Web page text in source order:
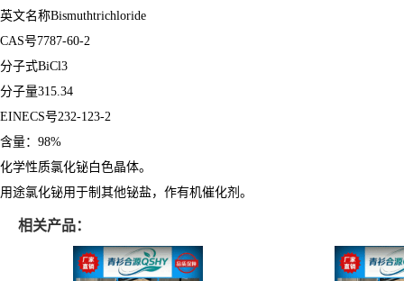
英文名称Bismuthtrichloride
CAS号7787-60-2
分子式BiCl3
分子量315.34
EINECS号232-123-2
含量：98%
化学性质氯化铋白色晶体。
用途氯化铋用于制其他铋盐，作有机催化剂。
相关产品：